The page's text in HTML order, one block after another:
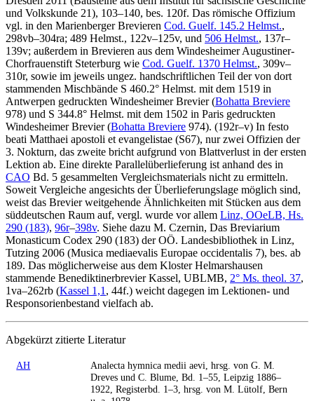
und Volkskunde 21), 103–140, bes. 120f. Das römische Offizium
vgl. in den Marienberger Brevieren Cod. Guelf. 145.2 Helmst.,
298vb–304ra; 489 Helmst., 122v–125v, und 506 Helmst., 137r–
139v; außerdem in Brevieren aus dem Windesheimer Augustiner-
Chorfrauenstift Steterburg wie Cod. Guelf. 1370 Helmst., 309v–
310r, sowie im jeweils ungez. handschriftlichen Teil der von dort
stammenden Mischbände S 460.2° Helmst. mit dem 1519 in
Antwerpen gedruckten Windesheimer Brevier (Bohatta Breviere
978) und S 344.8° Helmst. mit dem 1502 in Paris gedruckten
Windesheimer Brevier (Bohatta Breviere 974). (192r–v) In festo
beati Matthaei apostoli et evangelistae (S67), nur zwei Offizien der
3. Nokturn, das zweite bricht aufgrund von Blattverlust in der ersten
Lektion ab. Eine direkte Parallelüberlieferung ist anhand des in
CAO Bd. 5 gesammelten Vergleichsmaterials nicht zu ermitteln.
Soweit Vergleiche angesichts der Überlieferungslage möglich sind,
weist das Brevier weitgehende Ähnlichkeiten mit Stücken aus dem
süddeutschen Raum auf, vergl. wurde vor allem Linz, OOeLB, Hs.
290 (183), 96r–398v. Siehe dazu M. Czernin, Das Breviarium
Monasticum Codex 290 (183) der OÖ. Landesbibliothek in Linz,
Tutzing 2006 (Musica mediaevalis Europae occidentalis 7), bes. ab
189. Das möglicherweise aus dem Kloster Helmarshausen
stammende Benediktinerbrevier Kassel, UBLMB, 2° Ms. theol. 37,
1va–262rb (Kassel 1,1 , 44f.) weicht dagegen im Lektionen- und
Responsorienbestand vielfach ab.
Abgekürzt zitierte Literatur
AH
Analecta hymnica medii aevi, hrsg. von G. M.
Dreves und C. Blume, Bd. 1–55, Leipzig 1886–
1922, Registerbd. 1–3, hrsg. von M. Lütolf, Bern